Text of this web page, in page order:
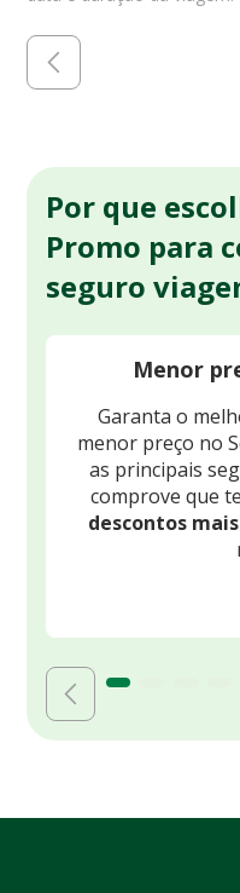
Por que
Promo para
seguro
Menor
Garanta o
menor preço no
as principais
comprove que
descontos